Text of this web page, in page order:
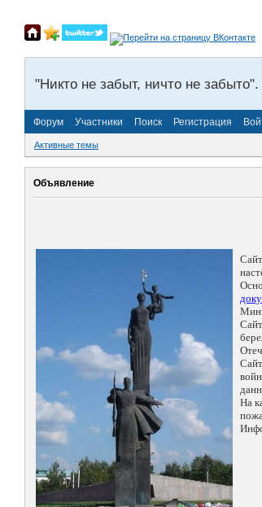
"Никто не забыт, ничто не
Форум Участники Поиск Регистрация
Активные темы
Объявление
На